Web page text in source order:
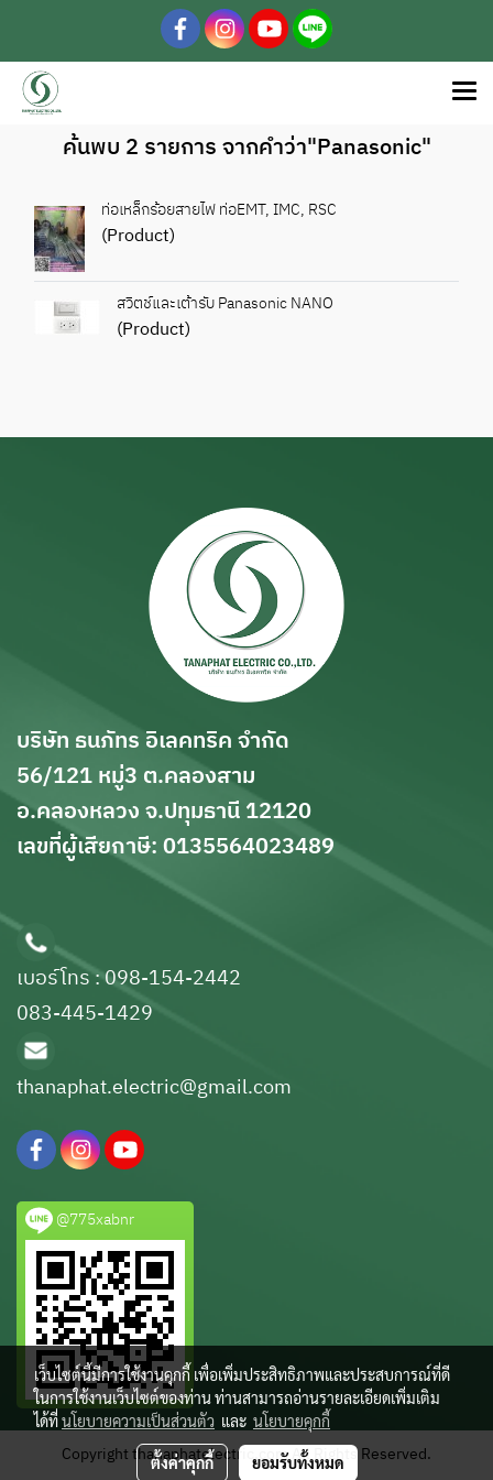
ค้นพบ 2 รายการ จากคำว่า"Panasonic"
ท่อเหล็กร้อยสายไฟ ท่อEMT, IMC, RSC
(Product)
สวิตช์และเต้ารับ Panasonic NANO
(Product)
บริษัท ธนภัทร อิเลคทริค จำกัด
56/121 หมู่3 ต.คลองสาม
อ.คลองหลวง จ.ปทุมธานี 12120
เลขที่ผู้เสียกาษี: 0135564023489
เบอร์โทร : 098-154-2442
083-445-1429
thanaphat.electric@gmail.com
@775xabnr
Copyright thanaphatelectric.com All Rights Reserved.
เว็บไซต์นี้มีการใช้งานคุกกี้ เพื่อเพิ่มประสิทธิภาพและประสบการณ์ที่ดี
ในการใช้งานเว็บไซต์ของท่าน ท่านสามารถอ่านรายละเอียดเพิ่มเติม
ได้ที่นโยบายความเป็นส่วนตัว และ นโยบายคุกกี้
ตั้งค่าคุกกี้ ยอมรับทั้งหมด